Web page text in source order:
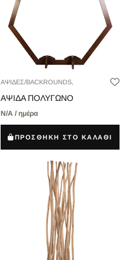
ΑΨΙΔΕΣ/BACKROUNDS,
ΑΨΙΔΑ ΠΟΛΥΓΩΝΟ
Ν/Α / ημέρα
ΠΡΟΣΘΗΚΗ ΣΤΟ ΚΑΛΑΘΙ